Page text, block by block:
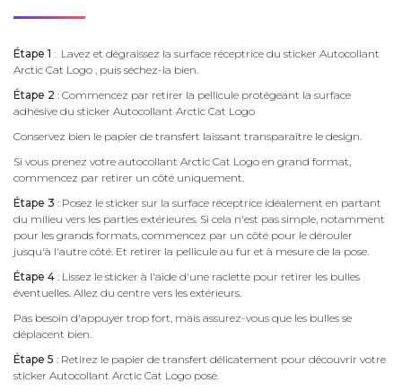
Étape 1 : Lavez et dégraissez la surface réceptrice du sticker Autocollant
Arctic Cat Logo , puis séchez-la bien.
Étape 2 : Commencez par retirer la pellicule protégeant la surface
adhésive du sticker Autocollant Arctic Cat Logo
Conservez bien le papier de transfert laissant transparaître le design.
Si vous prenez votre autocollant Arctic Cat Logo en grand format,
commencez par retirer un côté uniquement.
Étape 3 : Posez le sticker sur la surface réceptrice idéalement en partant
du milieu vers les parties extérieures. Si cela n'est pas simple, notamment
pour les grands formats, commencez par un côté pour le dérouler
jusqu'à l'autre côté. Et retirer la pellicule au fur et à mesure de la pose.
Étape 4 : Lissez le sticker à l'aide d'une raclette pour retirer les bulles
éventuelles. Allez du centre vers les extérieurs.
Pas besoin d'appuyer trop fort, mais assurez-vous que les bulles se
déplacent bien.
Étape 5 : Retirez le papier de transfert délicatement pour découvrir votre
sticker Autocollant Arctic Cat Logo posé.